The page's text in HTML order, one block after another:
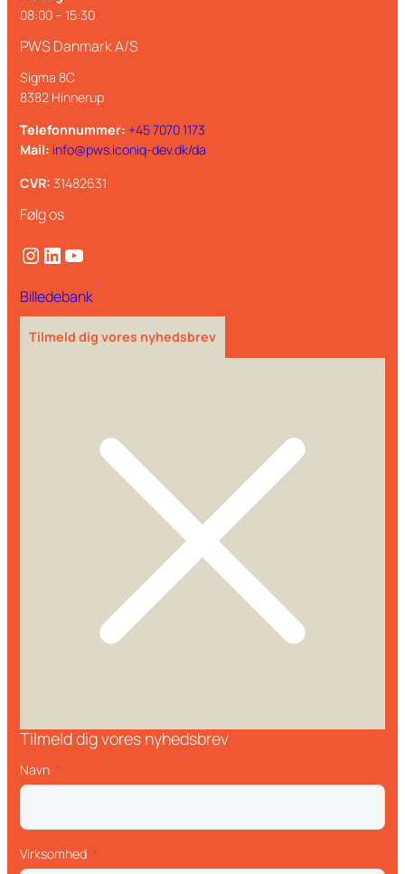
08:00 – 15:30
PWS Danmark A/S
Sigma 8C
8382 Hinnerup
Telefonnummer: +45 7070 1173
Mail: info@pws.iconiq-dev.dk/da
CVR: 31482631
Følg os
Instagram LinkedIn YouTube
Billedebank
Tilmeld dig vores nyhedsbrev
Tilmeld dig vores nyhedsbrev
Navn
Virksomhed